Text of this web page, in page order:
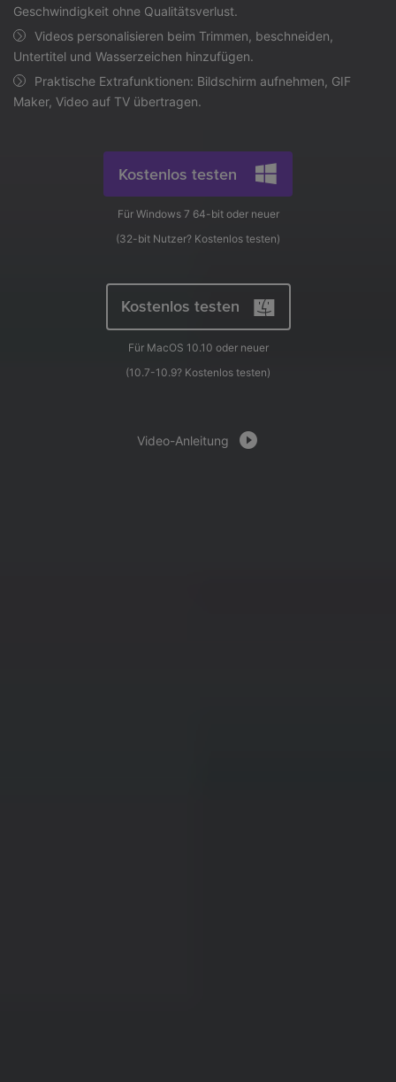
Video/Audio
Video/Audio
Bild
Ändern Sie den Videohintergrund
mit KI.
Tech Specs
Eine vollständige Liste der unterstützten Formate, Geräte
Updates von UniConverter
Ihr bester Video Converter
Der umfassende, verlustfreie und sichere Video Converter
mit hoher Geschwindigkeit.
Suche
Geschwindigkeit ohne Qualitätsverlust.
Videos personalisieren beim Trimmen, beschneiden,
Untertitel und Wasserzeichen hinzufügen.
Praktische Extrafunktionen: Bildschirm aufnehmen, GIF
Maker, Video auf TV übertragen.
Kostenlos testen
Für Windows 7 64-bit oder neuer
(32-bit Nutzer? Kostenlos testen)
Kostenlos testen
Für MacOS 10.10 oder neuer
(10.7-10.9? Kostenlos testen)
Video-Anleitung